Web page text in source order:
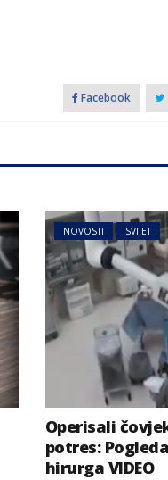
Facebook
NOVOSTI SVIJET
Operisali
potres:
hirurga VIDEO